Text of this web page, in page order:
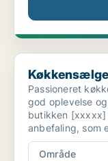
Køkkensælger,
Passioneret
god oplevelse
butikken [xxxxx]
anbefaling, som
Område